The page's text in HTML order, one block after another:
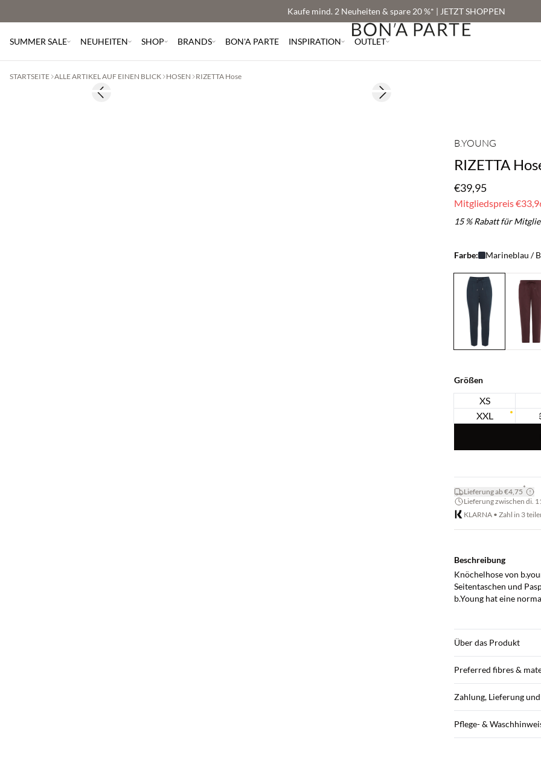
Kaufe mind. 2 Neuheiten & spare 20 %* | JETZT SHOPPEN
SUMMER SALE NEUHEITEN SHOP BRANDS BON'A PARTE INSPIRATION OUTLET
STARTSEITE ALLE ARTIKEL AUF EINEN BLICK HOSEN
RIZETTA Hose
BASIC DEAL
Previous slide Next slide
B.YOUNG
RIZETTA
€39,95
Mitgliedspreis
15 % Rabatt für
Farbe: Marineblau /
Größen
XS
XXL
Lieferung ab €4,75*
Lieferung zwischen di.
KLARNA • Zahl in 3
Beschreibung
Knöchelhose von
Seitentaschen und
b.Young hat eine
Über das Produkt
Preferred fibres &
Zahlung, Lieferung
Pflege- &